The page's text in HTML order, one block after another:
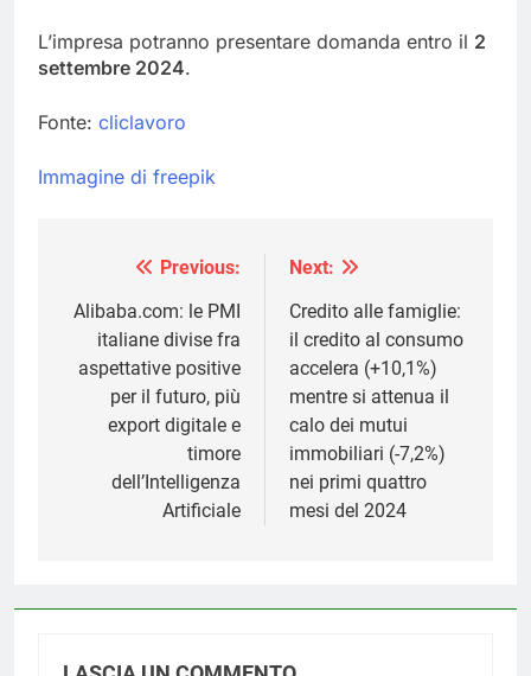
L’impresa potranno presentare domanda entro il 2
settembre 2024.
Fonte: cliclavoro
Immagine di freepik
Navigazione
articoli
Previous:
Alibaba.com: le PMI
italiane divise fra
aspettative positive
per il futuro, più
export digitale e
timore
dell’Intelligenza
Artificiale
Next:
Credito alle famiglie:
il credito al consumo
accelera (+10,1%)
mentre si attenua il
calo dei mutui
immobiliari (-7,2%)
nei primi quattro
mesi del 2024